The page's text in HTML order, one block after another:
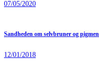
07/05/2020
Sandheden om selvbruner og
12/01/2018